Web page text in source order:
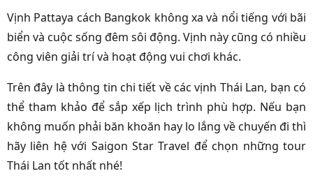
Vịnh Pattaya cách Bangkok không xa và nổi tiếng với bãi
biển và cuộc sống đêm sôi động. Vịnh này cũng có nhiều
công viên giải trí và hoạt động vui chơi khác.
Trên đây là thông tin chi tiết về các vịnh Thái Lan, bạn có
thể tham khảo để sắp xếp lịch trình phù hợp. Nếu bạn
không muốn phải băn khoăn hay lo lắng về chuyến đi thì
hãy liên hệ với Saigon Star Travel để chọn những tour
Thái Lan tốt nhất nhé!